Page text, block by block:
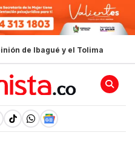
de Ibagué y el Tolima